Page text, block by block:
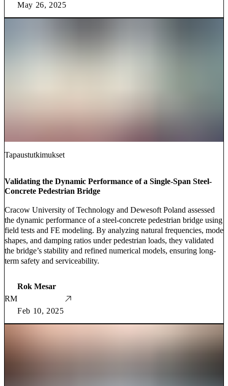
May 26, 2025
Tapaustutkimukset
Validating the Dynamic Performance of a Single-Span Steel-
Concrete Pedestrian Bridge
Cracow University of Technology and Dewesoft Poland assessed
the dynamic performance of a steel-concrete pedestrian bridge using
field tests and FE modeling. By analyzing natural frequencies, mode
shapes, and damping ratios under pedestrian loads, they validated
the bridge’s stability and refined numerical models, ensuring long-
term safety and serviceability.
RM
Rok Mesar
Feb 10, 2025